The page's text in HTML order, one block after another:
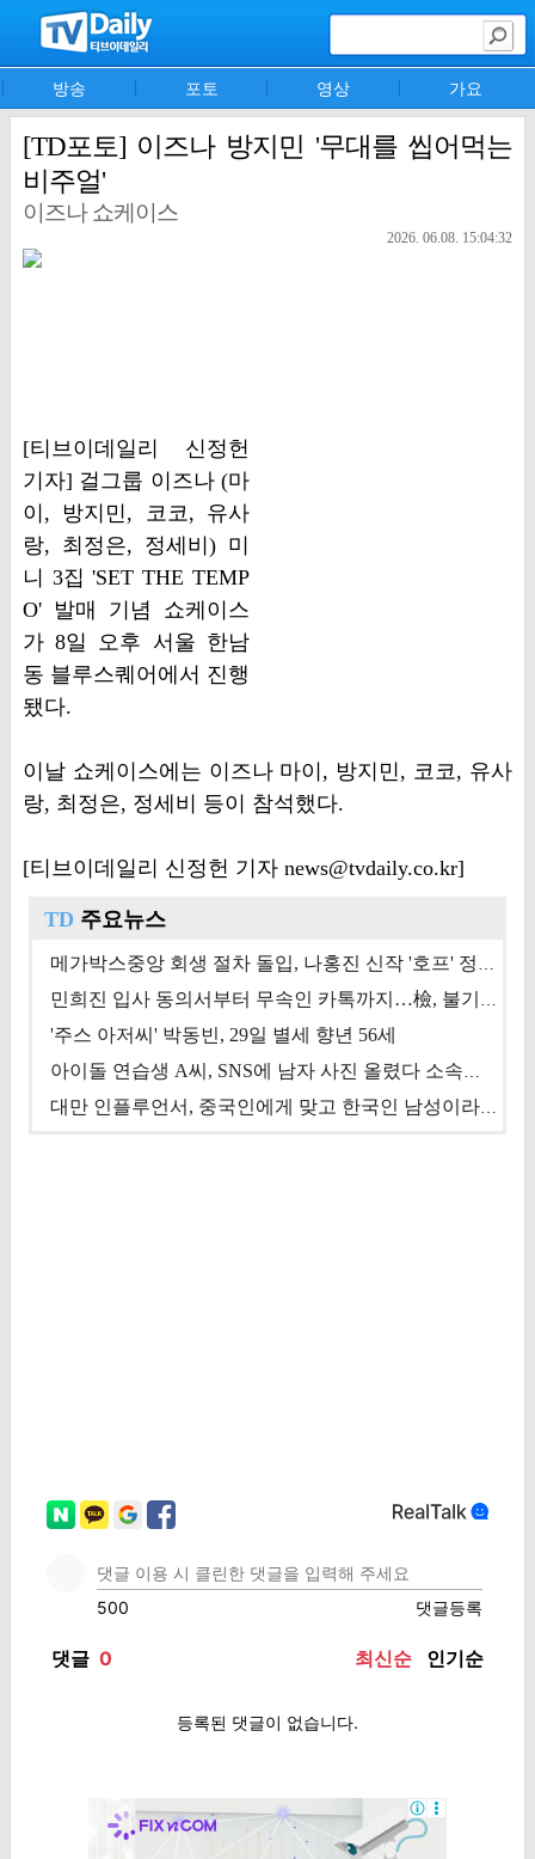
방송 포토 영상 가요
[TD포토] 이즈나 방지민 '무대를 씹어먹는
비주얼'
이즈나 쇼케이스
2026. 06.08. 15:04:32
[티브이데일리 신정헌
기자] 걸그룹 이즈나 (마
이, 방지민, 코코, 유사
랑, 최정은, 정세비) 미
니 3집 'SET THE TEMP
O' 발매 기념 쇼케이스
가 8일 오후 서울 한남
동 블루스퀘어에서 진행
됐다.
이날 쇼케이스에는 이즈나 마이, 방지민, 코코, 유사
랑, 최정은, 정세비 등이 참석했다.
[티브이데일리 신정헌 기자 news@tvdaily.co.kr]
TD 주요뉴스
메가박스중앙 회생 절차 돌입, 나홍진 신작 '호프' 정상 개봉에 쏠린 시선 [상반기 결산 기획]
민희진 입사 동의서부터 무속인 카톡까지…檢, 불기소 처분 근거들 [이슈&톡]
'주스 아저씨' 박동빈, 29일 별세 향년 56세
아이돌 연습생 A씨, SNS에 남자 사진 올렸다 소속사 퇴출
대만 인플루언서, 중국인에게 맞고 한국인 남성이라 진술 '후폭풍'